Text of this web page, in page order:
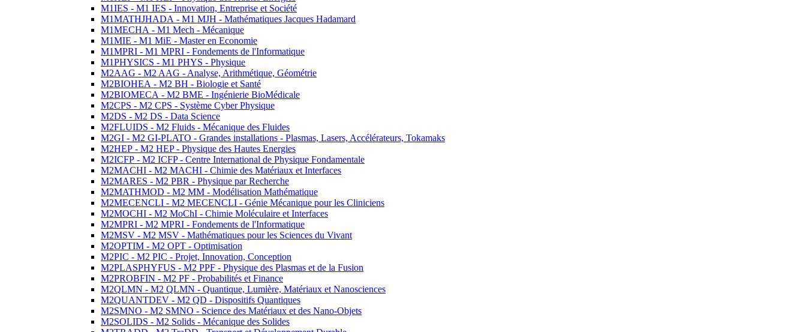
M1IES - M1 IES - Innovation, Entreprise et Société
M1MATHJHADA - M1 MJH - Mathématiques Jacques Hadamard
M1MECHA - M1 Mech - Mécanique
M1MIE - M1 MiE - Master en Economie
M1MPRI - M1 MPRI - Fondements de l'Informatique
M1PHYSICS - M1 PHYS - Physique
M2AAG - M2 AAG - Analyse, Arithmétique, Géométrie
M2BIOHEA - M2 BH - Biologie et Santé
M2BIOMECA - M2 BME - Ingénierie BioMédicale
M2CPS - M2 CPS - Système Cyber Physique
M2DS - M2 DS - Data Science
M2FLUIDS - M2 Fluids - Mécanique des Fluides
M2GI - M2 GI-PLATO - Grandes installations - Plasmas, Lasers, Accélérateurs, Tokamaks
M2HEP - M2 HEP - Physique des Hautes Energies
M2ICFP - M2 ICFP - Centre International de Physique Fondamentale
M2MACHI - M2 MACHI - Chimie des Matériaux et Interfaces
M2MARES - M2 PBR - Physique par Recherche
M2MATHMOD - M2 MM - Modélisation Mathématique
M2MECENCLI - M2 MECENCLI - Génie Mécanique pour les Cliniciens
M2MOCHI - M2 MoChI - Chimie Moléculaire et Interfaces
M2MPRI - M2 MPRI - Fondements de l'Informatique
M2MSV - M2 MSV - Mathématiques pour les Sciences du Vivant
M2OPTIM - M2 OPT - Optimisation
M2PIC - M2 PIC - Projet, Innovation, Conception
M2PLASPHYFUS - M2 PPF - Physique des Plasmas et de la Fusion
M2PROBFIN - M2 PF - Probabilités et Finance
M2QLMN - M2 QLMN - Quantique, Lumière, Matériaux et Nanosciences
M2QUANTDEV - M2 QD - Dispositifs Quantiques
M2SMNO - M2 SMNO - Science des Matériaux et des Nano-Objets
M2SOLIDS - M2 Solids - Mécanique des Solides